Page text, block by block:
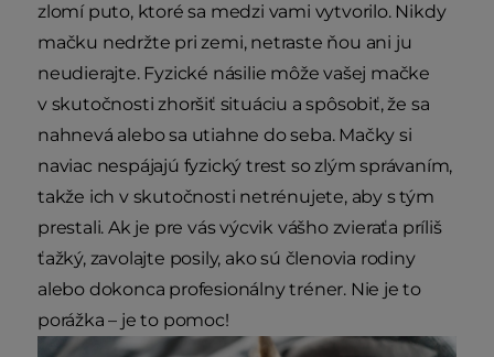
zlomí puto, ktoré sa medzi vami vytvorilo. Nikdy
mačku nedržte pri zemi, netraste ňou ani ju
neudierajte. Fyzické násilie môže vašej mačke
v skutočnosti zhoršiť situáciu a spôsobiť, že sa
nahnevá alebo sa utiahne do seba. Mačky si
naviac nespájajú fyzický trest so zlým správaním,
takže ich v skutočnosti netrénujete, aby s tým
prestali. Ak je pre vás výcvik vášho zvieraťa príliš
ťažký, zavolajte posily, ako sú členovia rodiny
alebo dokonca profesionálny tréner. Nie je to
porážka – je to pomoc!